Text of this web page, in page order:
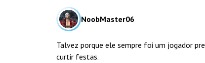
NoobMaster06
Talvez porque ele sempre foi um jogador
curtir festas.